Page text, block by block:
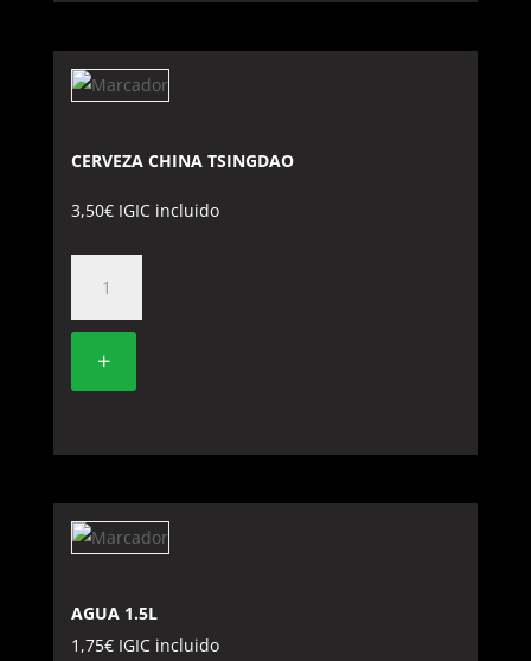
CERVEZA CHINA TSINGDAO
3,50€ IGIC incluido
CHINA
TSINGDAO
cantidad
+
AGUA 1.5L
1,75€ IGIC incluido